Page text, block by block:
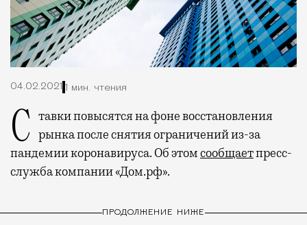
04.02.2021 1 мин. чтения
Ставки повысятся на фоне восстановления рынка после снятия ограничений из-за
пандемии коронавируса. Об этомсообщаетпресс-
служба компании «Дом.рф».
ПРОДОЛЖЕНИЕ НИЖЕ